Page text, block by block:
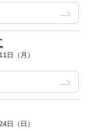
日（月）
日（日）